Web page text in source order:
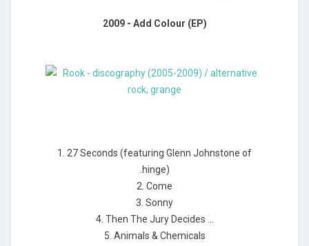
2009 - Add Colour (EP)
1. 27 Seconds (featuring Glenn Johnstone of
.hinge)
2. Come
3. Sonny
4. Then The Jury Decides …
5. Animals & Chemicals